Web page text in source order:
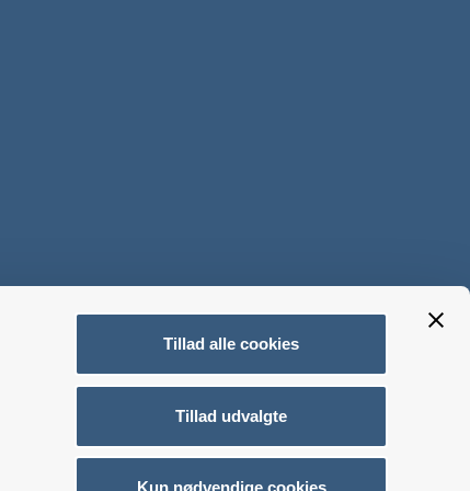
Tillad alle cookies
Tillad udvalgte
Kun nødvendige cookies